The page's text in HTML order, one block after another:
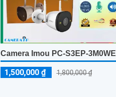
Camera Imou PC-S3EP-3M0WE
1,500,000 ₫ 1,800,000 ₫